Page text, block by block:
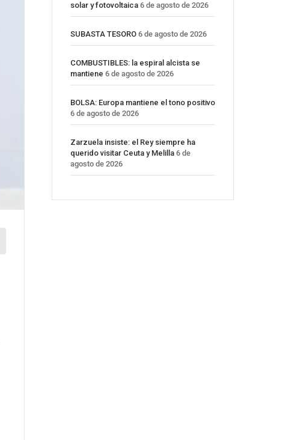
solar y fotovoltaica 6 de agosto de 2026
SUBASTA TESORO 6 de agosto de 2026
COMBUSTIBLES: la espiral alcista se
mantiene 6 de agosto de 2026
BOLSA: Europa mantiene el tono positivo
6 de agosto de 2026
Zarzuela insiste: el Rey siempre ha
querido visitar Ceuta y Melilla 6 de
agosto de 2026